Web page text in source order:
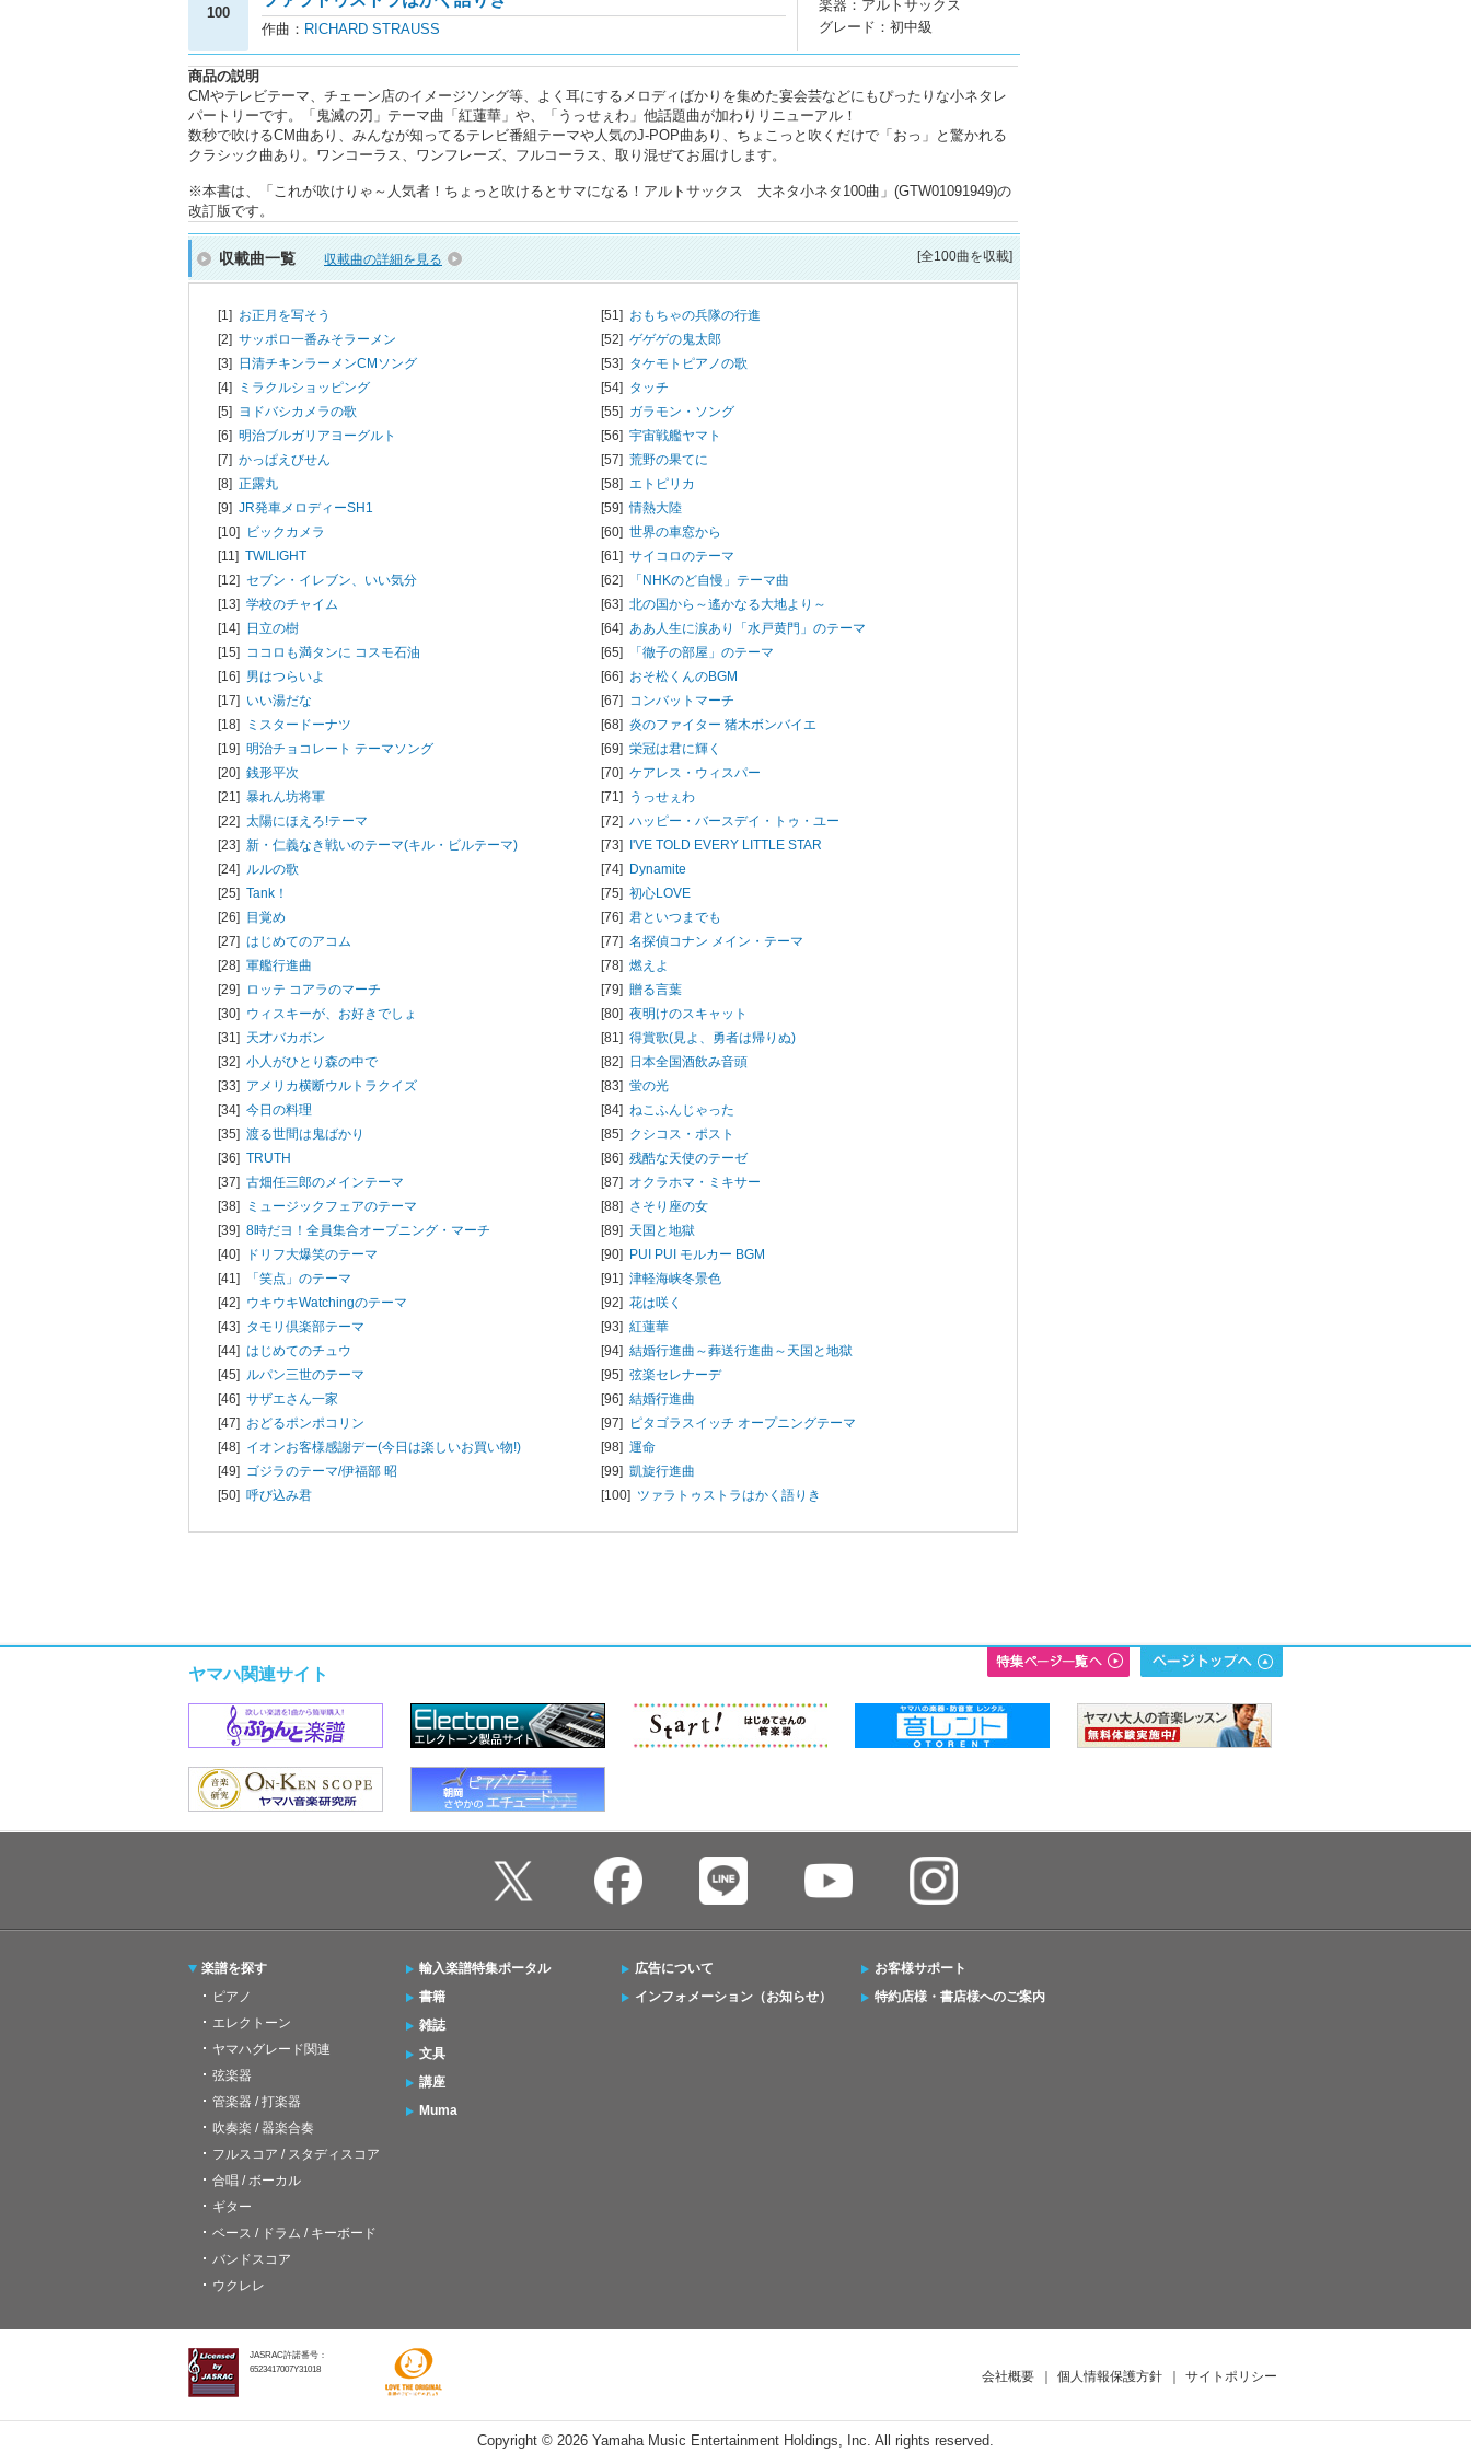
100
作曲： RICHARD STRAUSS
楽器：アルトサックス
グレード：初中級
商品の説明
CMやテレビテーマ、チェーン店のイメージソング等、よく耳にするメロディばかりを集めた宴会芸などにもぴったりな小ネタレ
パートリーです。「鬼滅の刃」テーマ曲「紅蓮華」や、「うっせぇわ」他話題曲が加わりリニューアル！
数秒で吹けるCM曲あり、みんなが知ってるテレビ番組テーマや人気のJ-POP曲あり、ちょこっと吹くだけで「おっ」と驚かれる
クラシック曲あり。ワンコーラス、ワンフレーズ、フルコーラス、取り混ぜてお届けします。
※本書は、「これが吹けりゃ～人気者！ちょっと吹けるとサマになる！アルトサックス 大ネタ小ネタ100曲」(GTW01091949)の
改訂版です。
収載曲一覧 収載曲の詳細を見る [全100曲を収載]
[1] お正月を写そう
[2] サッポロ一番みそラーメン
[3] 日清チキンラーメンCMソング
[4]
ミラクルショッピング
[5] ヨドバシカメラの歌
[6] 明治ブルガリアヨーグルト
[7] かっぱえびせん
[8] 正露丸
[9] JR発車メロディーSH1
[10] ビックカメラ
[11] TWILIGHT
[12] セブン・イレブン、いい気分
[13] 学校のチャイム
[14] 日立の樹
[15] ココロも満タンに コスモ石油
[16] 男はつらいよ
[17] いい湯だな
[18]
ミスタードーナツ
[19] 明治チョコレート テーマソング
[20] 銭形平次
[21] 暴れん坊将軍
[22] 太陽にほえろ!テーマ
[23] 新・仁義なき戦いのテーマ(キル・ビルテーマ)
[24] ルルの歌
[25] Tank！
[26] 目覚め
[27] はじめてのアコム
[28] 軍艦行進曲
[29] ロッテ コアラのマーチ
[30] ウィスキーが、お好きでしょ
[31] 天才バカボン
[32] 小人がひとり森の中で
[33] アメリカ横断ウルトラクイズ
[34] 今日の料理
[35] 渡る世間は鬼ばかり
[36] TRUTH
[37] 古畑任三郎のメインテーマ
[38]
ミュージックフェアのテーマ
[39] 8時だヨ！全員集合オープニング・マーチ
[40]
ドリフ大爆笑のテーマ
[41]
「笑点」のテーマ
[42] ウキウキWatchingのテーマ
[43] タモリ倶楽部テーマ
[44] はじめてのチュウ
[45] ルパン三世のテーマ
[46] サザエさん一家
[47] おどるポンポコリン
[48] イオンお客様感謝デー(今日は楽しいお買い物!)
[49] ゴジラのテーマ/伊福部 昭
[50] 呼び込み君
[51] おもちゃの兵隊の行進
[52] ゲゲゲの鬼太郎
[53] タケモトピアノの歌
[54] タッチ
[55] ガラモン・ソング
[56] 宇宙戦艦ヤマト
[57] 荒野の果てに
[58] エトピリカ
[59]情熱大陸
[60] 世界の車窓から
[61] サイコロのテーマ
[62]
「NHKのど自慢」テーマ曲
[63] 北の国から～遙かなる大地より～
[64] ああ人生に涙あり「水戸黄門」のテーマ
[65]
「徹子の部屋」のテーマ
[66] おそ松くんのBGM
[67] コンバットマーチ
[68] 炎のファイター 猪木ボンバイエ
[69] 栄冠は君に輝く
[70] ケアレス・ウィスパー
[71] うっせぇわ
[72] ハッピー・バースデイ・トゥ・ユー
[73] I'VE TOLD EVERY LITTLE STAR
[74] Dynamite
[75] 初心LOVE
[76] 君といつまでも
[77] 名探偵コナン メイン・テーマ
[78] 燃えよ
[79] 贈る言葉
[80] 夜明けのスキャット
[81] 得賞歌(見よ、勇者は帰りぬ)
[82] 日本全国酒飲み音頭
[83] 蛍の光
[84] ねこふんじゃった
[85] クシコス・ポスト
[86] 残酷な天使のテーゼ
[87] オクラホマ・ミキサー
[88] さそり座の女
[89] 天国と地獄
[90] PUI PUI モルカー BGM
[91] 津軽海峡冬景色
[92] 花は咲く
[93] 紅蓮華
[94] 結婚行進曲～葬送行進曲～天国と地獄
[95] 弦楽セレナーデ
[96] 結婚行進曲
[97] ピタゴラスイッチ オープニングテーマ
[98] 運命
[99] 凱旋行進曲
[100] ツァラトゥストラはかく語りき
ヤマハ関連サイト
楽譜を探す
ピアノ
エレクトーン
ヤマハグレード関連
弦楽器
管楽器 / 打楽器
吹奏楽 / 器楽合奏
フルスコア / スタディスコア
合唱 / ボーカル
ギター
ベース / ドラム / キーボード
バンドスコア
ウクレレ
輸入楽譜特集ポータル
書籍
雑誌
文具
講座
Muma
広告について
インフォメーション（お知らせ）
お客様サポート
特約店様・書店様へのご案内
JASRAC許諾番号：
6523417007Y31018
会社概要 ｜ 個人情報保護方針 ｜ サイトポリシー
Copyright © 2026 Yamaha Music Entertainment Holdings, Inc. All rights reserved.